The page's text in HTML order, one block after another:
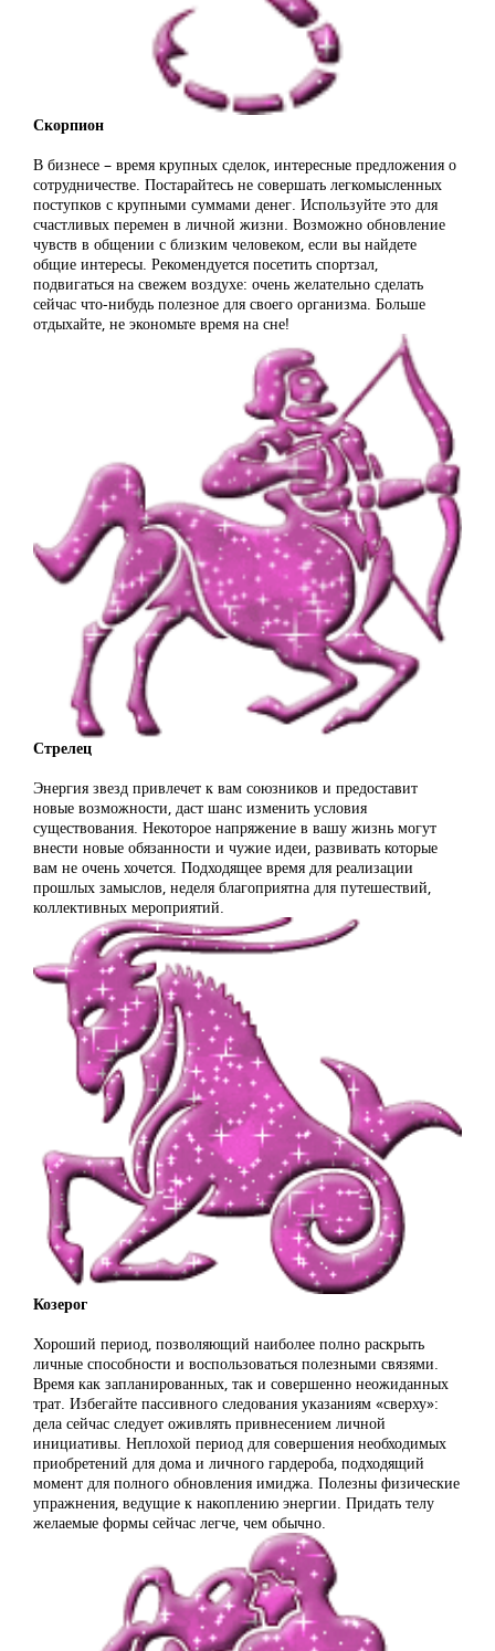
Скорпион
В бизнесе – время крупных сделок, интересные предложения о
сотрудничестве. Постарайтесь не совершать легкомысленных
поступков с крупными суммами денег. Используйте это для
счастливых перемен в личной жизни. Возможно обновление
чувств в общении с близким человеком, если вы найдете
общие интересы. Рекомендуется посетить спортзал,
подвигаться на свежем воздухе: очень желательно сделать
сейчас что-нибудь полезное для своего организма. Больше
отдыхайте, не экономьте время на сне!
Стрелец
Энергия звезд привлечет к вам союзников и предоставит
новые возможности, даст шанс изменить условия
существования. Некоторое напряжение в вашу жизнь могут
внести новые обязанности и чужие идеи, развивать которые
вам не очень хочется. Подходящее время для реализации
прошлых замыслов, неделя благоприятна для путешествий,
коллективных мероприятий.
Козерог
Хороший период, позволяющий наиболее полно раскрыть
личные способности и воспользоваться полезными связями.
Время как запланированных, так и совершенно неожиданных
трат. Избегайте пассивного следования указаниям «сверху»:
дела сейчас следует оживлять привнесением личной
инициативы. Неплохой период для совершения необходимых
приобретений для дома и личного гардероба, подходящий
момент для полного обновления имиджа. Полезны физические
упражнения, ведущие к накоплению энергии. Придать телу
желаемые формы сейчас легче, чем обычно.